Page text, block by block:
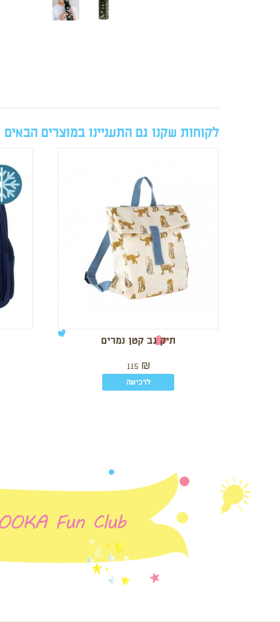
לקוחות שקנו גם התעניינו במוצרים הבאים
תיק גב קטן נמרים
115 ₪
לרכישה